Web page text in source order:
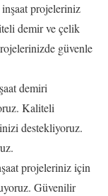
projeleriniz
demir ve çelik
güvenle
demiri
Kaliteli
destekliyoruz.
projeleriniz için
Güvenilir